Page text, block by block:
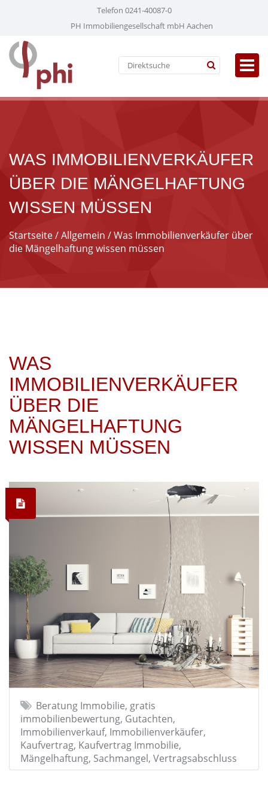
Telefon 0241-40087-0
PH Immobiliengesellschaft mbH Aachen
WAS IMMOBILIENVERKÄUFER
ÜBER DIE MÄNGELHAFTUNG
WISSEN MÜSSEN
Startseite/Allgemein / Was Immobilienverkäufer über
die Mängelhaftung wissen müssen
WAS
IMMOBILIENVERKÄUFER
ÜBER DIE
MÄNGELHAFTUNG
WISSEN MÜSSEN
Beratung Immobilie, gratis
immobilienbewertung, Gutachten,
Immobilienverkauf, Immobilienverkäufer,
Kaufvertrag, Kaufvertrag Immobilie,
Mängelhaftung, Sachmangel, Vertragsabschluss